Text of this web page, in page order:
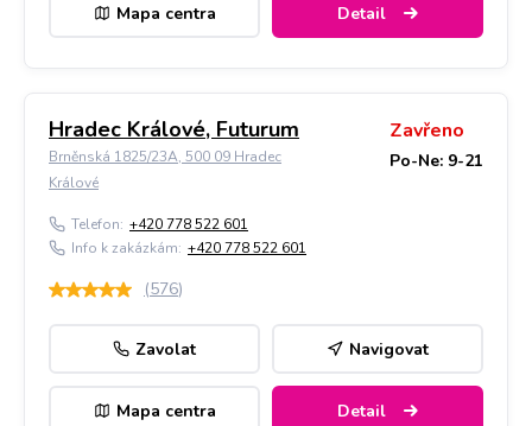
Mapa centra Detail
Hradec Králové, Futurum
Brněnská 1825/23A, 500 09 Hradec
Králové
Zavřeno
Po-Ne: 9-21
Telefon: +420 778 522 601
Info k zakázkám: +420 778 522 601
(576)
Zavolat Navigovat
Mapa centra Detail